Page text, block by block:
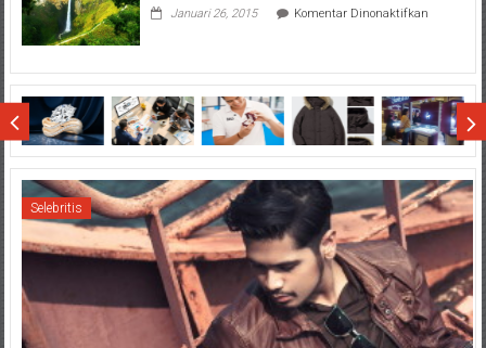
Januari 26, 2015 Komentar Dinonaktifkanpada
di
Wisata
Sumatera
Selebritis